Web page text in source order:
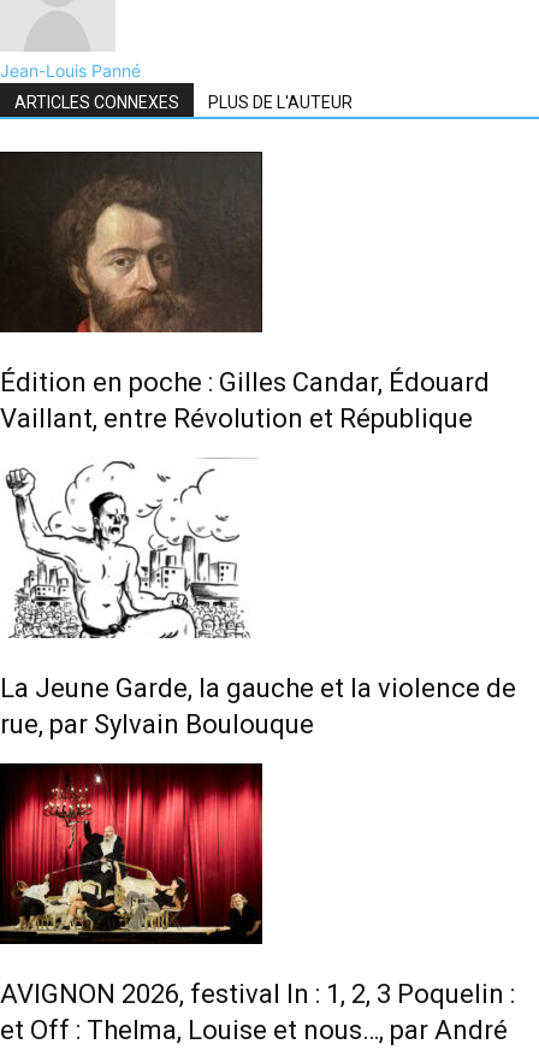
Jean-Louis Panné
ARTICLES CONNEXES PLUS DE L'AUTEUR
Édition en poche : Gilles Candar, Édouard
Vaillant, entre Révolution et République
La Jeune Garde, la gauche et la violence de
rue, par Sylvain Boulouque
AVIGNON 2026, festival In : 1, 2, 3 Poquelin :
et Off : Thelma, Louise et nous…, par André